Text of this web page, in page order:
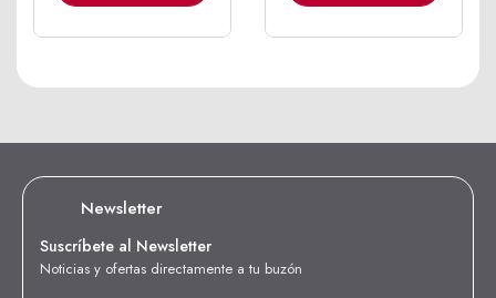
Newsletter
Suscríbete al Newsletter
Noticias y ofertas directamente a tu buzón